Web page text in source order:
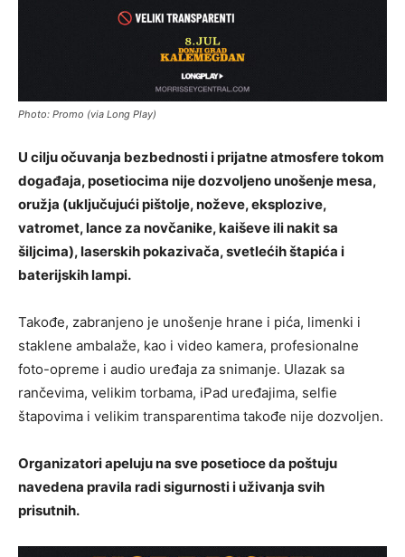
Photo: Promo (via Long Play)
U cilju očuvanja bezbednosti i prijatne atmosfere tokom
događaja, posetiocima nije dozvoljeno unošenje mesa,
oružja (uključujući pištolje, noževe, eksplozive,
vatromet, lance za novčanike, kaiševe ili nakit sa
šiljcima), laserskih pokazivača, svetlećih štapića i
baterijskih lampi.
Takođe, zabranjeno je unošenje hrane i pića, limenki i
staklene ambalaže, kao i video kamera, profesionalne
foto-opreme i audio uređaja za snimanje. Ulazak sa
rančevima, velikim torbama, iPad uređajima, selfie
štapovima i velikim transparentima takođe nije dozvoljen.
Organizatori apeluju na sve posetioce da poštuju
navedena pravila radi sigurnosti i uživanja svih
prisutnih.